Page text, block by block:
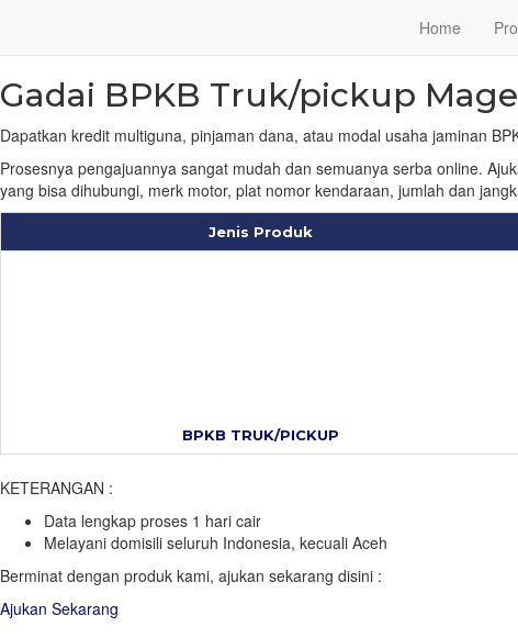
Home
Gadai BPKB Truk/pickup
Dapatkan kredit multiguna, pinjaman dana, atau modal usaha jaminan
Prosesnya pengajuannya sangat mudah dan semuanya serba online.
yang bisa dihubungi, merk motor, plat nomor kendaraan, jumlah dan
Jenis Produk
BPKB TRUK/PICKUP
KETERANGAN :
Data lengkap proses 1 hari cair
Melayani domisili seluruh Indonesia, kecuali Aceh
Berminat dengan produk kami, ajukan sekarang disini :
Ajukan Sekarang